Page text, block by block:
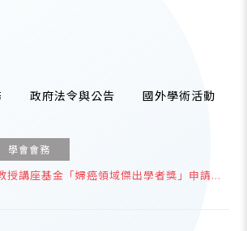
政府法令與公告 國外學術活動
學會會務
授講座基金「婦癌領域傑出學者獎」申請事